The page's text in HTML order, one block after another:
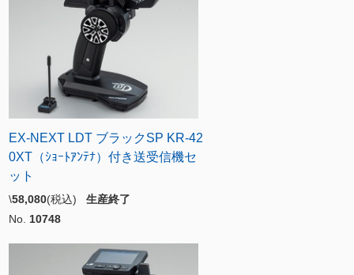
EX-NEXT LDT ブラックSP KR-42
0XT（ｼｮｰﾄｱﾝﾃﾅ）付き送受信機セ
ット
\58,080(税込) 生産終了
No. 10748